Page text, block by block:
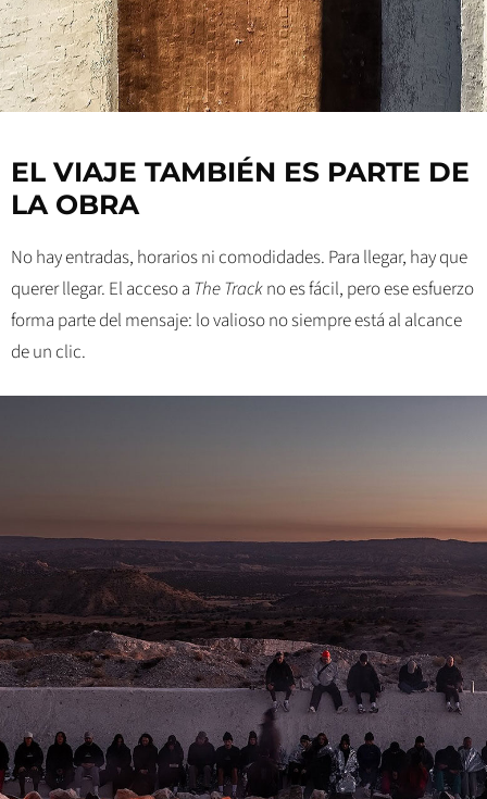
EL VIAJE TAMBIÉN ES PARTE DE
LA OBRA
No hay entradas, horarios ni comodidades. Para llegar, hay que
querer llegar. El acceso a The Trackno es fácil, pero ese esfuerzo
forma parte del mensaje: lo valioso no siempre está al alcance
de un clic.